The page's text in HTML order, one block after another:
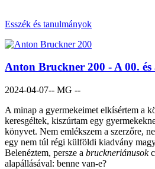
Esszék és tanulmányok
Anton Bruckner 200 - A 00. és
2024-04-07-- MG --
A minap a gyermekeimet elkísértem a
keresgéltek, kiszúrtam egy
könyvet. Nem emlékszem a szerzőre,
egy nem túl régi külföldi kiadvány
Belenéztem, persze a bruckneriánusok
alapállásával: benne van-e?